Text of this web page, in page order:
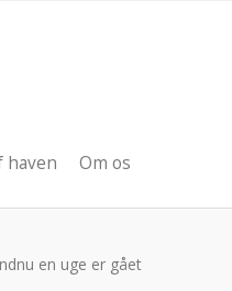
haven Om os
en uge er gået